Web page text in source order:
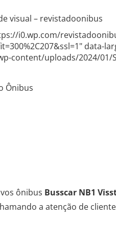
visual – revistadoonibus
i0.wp.com/
data-
content/uploads/2024/01/
Ônibus
ônibus Busscar NB1
a atenção de